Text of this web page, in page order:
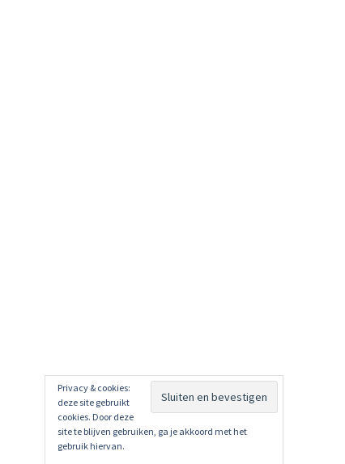
Privacy & cookies:
deze site gebruikt
cookies. Door deze
site te blijven gebruiken, ga je akkoord met het
gebruik hiervan.